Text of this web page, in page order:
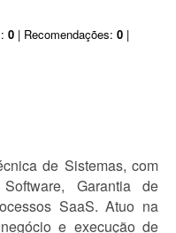
0 | Recomendações: 0 |
de Sistemas, com
Garantia de
SaaS. Atuo na
e execução de